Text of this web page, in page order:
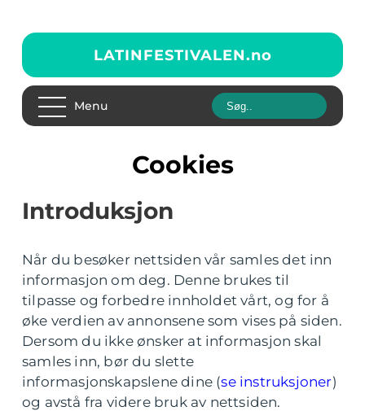
LATINFESTIVALEN.no
Menu
Cookies
Introduksjon
Når du besøker nettsiden vår samles det inn
informasjon om deg. Denne brukes til
tilpasse og forbedre innholdet vårt, og for å
øke verdien av annonsene som vises på siden.
Dersom du ikke ønsker at informasjon skal
samles inn, bør du slette
informasjonskapslene dine (se instruksjoner)
og avstå fra videre bruk av nettsiden.